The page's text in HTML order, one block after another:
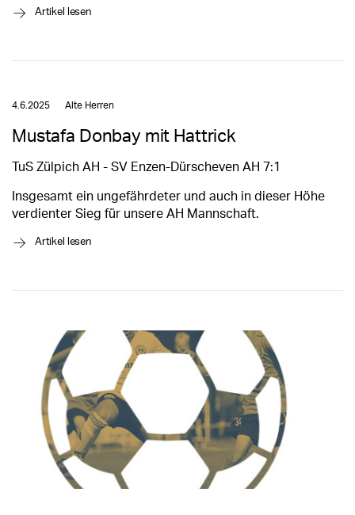
→ Artikel lesen
4.6.2025 Alte Herren
Mustafa Donbay mit Hattrick
TuS Zülpich AH - SV Enzen-Dürscheven AH 7:1
Insgesamt ein ungefährdeter und auch in dieser Höhe
verdienter Sieg für unsere AH Mannschaft.
→ Artikel lesen